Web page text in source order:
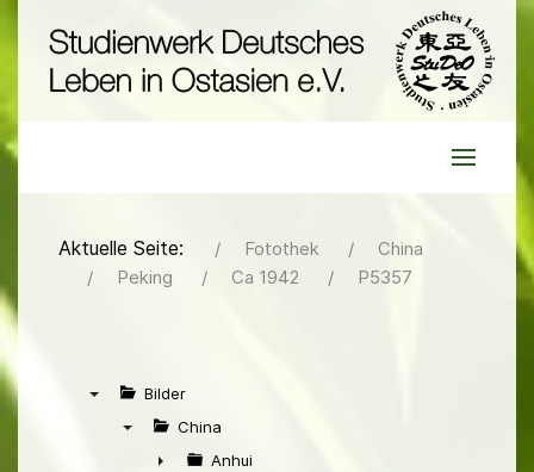
Aktuelle Seite: Fotothek
China
Peking
Ca 1942 P5357
Bilder
China
Anhui